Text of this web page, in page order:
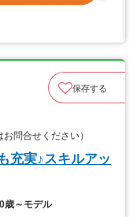
保存する
問合せください）
充実♪スキルアッ
歳～モデル